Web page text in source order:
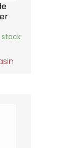
stock